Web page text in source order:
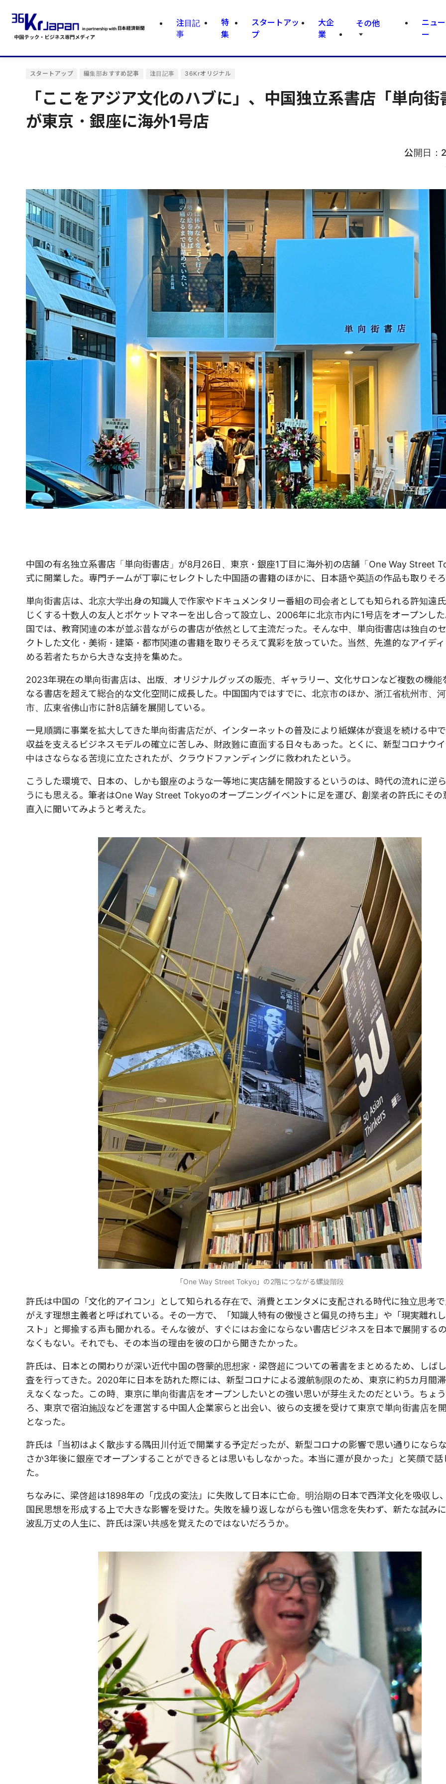
注目記
事
特
集
スタートアッ
プ
大企
業
その他
ニュ
ー
スタートアップ 編集部おすすめ記事 注目記事 36Krオリジナル
「ここをアジア文化のハブに」、中国独立系書店「単向街
が東京・銀座に海外1号店
公開日：
中国の有名独立系書店「単向街書店」が8月26日、東京・銀座1丁目に海外初の店舗「One Way Street
式に開業した。専門チームが丁寧にセレクトした中国語の書籍のほかに、日本語や英語の作品も取りそ
単向街書店は、北京大学出身の知識人で作家やドキュメンタリー番組の司会者としても知られる許知遠
じくする十数人の友人とポケットマネーを出し合って設立し、2006年に北京市内に1号店をオープンし
国では、教育関連の本が並ぶ昔ながらの書店が依然として主流だった。そんな中、単向街書店は独自の
クトした文化・美術・建築・都市関連の書籍を取りそろえて異彩を放っていた。当然、先進的なアイデ
める若者たちから大きな支持を集めた。
2023年現在の単向街書店は、出版、オリジナルグッズの販売、ギャラリー、文化サロンなど複数の機能
なる書店を超えて総合的な文化空間に成長した。中国国内ではすでに、北京市のほか、浙江省杭州市、
市、広東省佛山市に計8店舗を展開している。
一見順調に事業を拡大してきた単向街書店だが、インターネットの普及により紙媒体が衰退を続ける中
収益を支えるビジネスモデルの確立に苦しみ、財政難に直面する日々もあった。とくに、新型コロナウ
中はさならなる苦境に立たされたが、クラウドファンディングに救われたという。
こうした環境で、日本の、しかも銀座のような一等地に実店舗を開設するというのは、時代の流れに逆
うにも思える。筆者はOne Way Street Tokyoのオープニングイベントに足を運び、創業者の許氏にその
直入に聞いてみようと考えた。
「One Way Street Tokyo」の2階につながる螺旋階段
許氏は中国の「文化的アイコン」として知られる存在で、消費とエンタメに支配される時代に独立思考
がえす理想主義者と呼ばれている。その一方で、「知識人特有の傲慢さと偏見の持ち主」や「現実離れ
スト」と揶揄する声も聞かれる。そんな彼が、すぐにはお金にならない書店ビジネスを日本で展開する
なくもない。それでも、その本当の理由を彼の口から聞きたかった。
許氏は、日本との関わりが深い近代中国の啓蒙的思想家・梁啓超についての著書をまとめるため、しば
査を行ってきた。2020年に日本を訪れた際には、新型コロナによる渡航制限のため、東京に約5カ月間
えなくなった。この時、東京に単向街書店をオープンしたいとの強い思いが芽生えたのだという。ちょ
ろ、東京で宿泊施設などを運営する中国人企業家らと出会い、彼らの支援を受けて東京で単向街書店を
となった。
許氏は「当初はよく散歩する隅田川付近で開業する予定だったが、新型コロナの影響で思い通りになら
さか3年後に銀座でオープンすることができるとは思いもしなかった。本当に運が良かった」と笑顔で話
た。
ちなみに、梁啓超は1898年の「戊戌の変法」に失敗して日本に亡命。明治期の日本で西洋文化を吸収し
国民思想を形成する上で大きな影響を受けた。失敗を繰り返しながらも強い信念を失わず、新たな試み
波乱万丈の人生に、許氏は深い共感を覚えたのではないだろうか。